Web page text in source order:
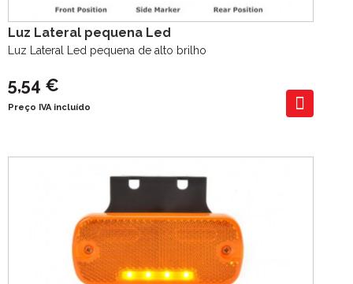
Luz Lateral pequena Led
Luz Lateral Led pequena de alto brilho
5,54 €
Preço IVA incluído